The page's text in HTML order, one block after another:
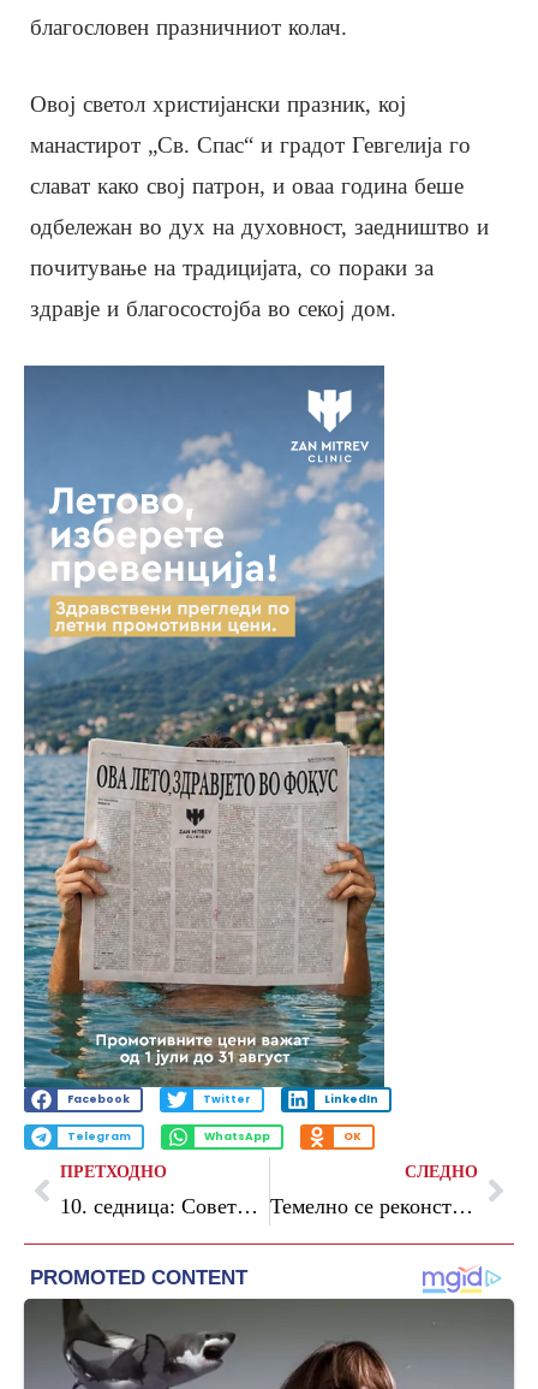
благословен празничниот колач.
Овој светол христијански празник, кој
манастирот „Св. Спас“ и градот Гевгелија го
слават како свој патрон, и оваа година беше
одбележан во дух на духовност, заедништво и
почитување на традицијата, со пораки за
здравје и благосостојба во секој дом.
Facebook Twitter LinkedIn
Telegram WhatsApp OK
ПРЕТХОДНО
10. седница: Советот на Општина Гевгелија ќе заседава на 27 мај
СЛЕДНО
Темелно се реконструира патот кон Средно Водно, најави Ѓорѓиевски